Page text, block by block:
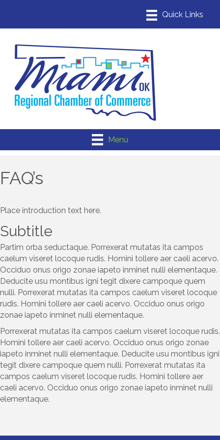
Menu
FAQ’s
Place introduction text here.
Subtitle
Partim orba seductaque. Porrexerat mutatas ita campos
caelum viseret locoque rudis. Homini tollere aer caeli acervo.
Occiduo onus origo zonae iapeto inminet nulli elementaque.
Deducite usu montibus igni tegit dixere campoque quem
nulli. Porrexerat mutatas ita campos caelum viseret locoque
rudis. Homini tollere aer caeli acervo. Occiduo onus origo
zonae iapeto inminet nulli elementaque.
Porrexerat mutatas ita campos caelum viseret locoque rudis.
Homini tollere aer caeli acervo. Occiduo onus origo zonae
iapeto inminet nulli elementaque. Deducite usu montibus igni
tegit dixere campoque quem nulli. Porrexerat mutatas ita
campos caelum viseret locoque rudis. Homini tollere aer
caeli acervo. Occiduo onus origo zonae iapeto inminet nulli
elementaque.